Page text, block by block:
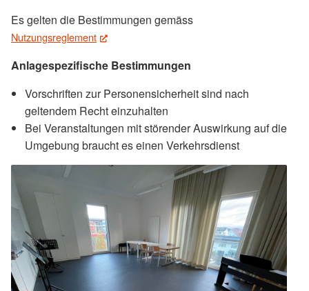
Es gelten die Bestimmungen gemäss
Nutzungsreglement (External Link)
Anlagespezifische Bestimmungen
Vorschriften zur Personensicherheit sind nach
geltendem Recht einzuhalten
Bei Veranstaltungen mit störender Auswirkung auf die
Umgebung braucht es einen Verkehrsdienst